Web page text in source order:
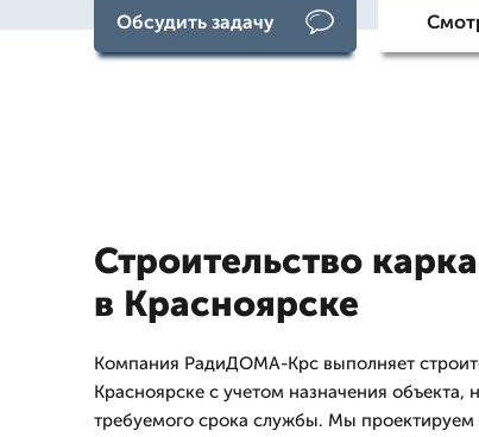
Обсудить задачу
Строительство
в Красноярске
Компания РадиДОМА-Крс выполняет
Красноярске с учетом назначения объекта,
требуемого срока службы. Мы